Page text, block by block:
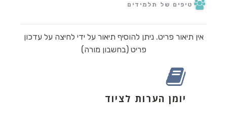
טיפים של תלמידים
אין תיאור פריט. ניתן להוסיף תיאור על ידי לחיצה על עדכון
פריט (בחשבון מורה)
יומן הערות לציוד